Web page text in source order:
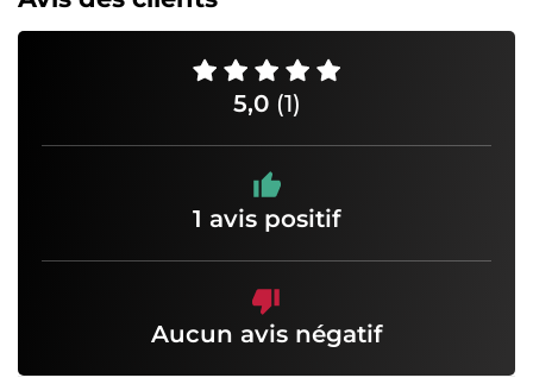
5,0 (1)
1 avis positif
Aucun avis négatif